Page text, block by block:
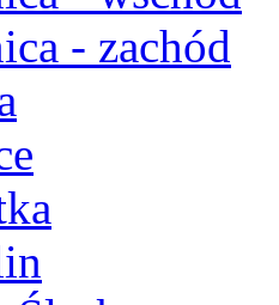
- zachód